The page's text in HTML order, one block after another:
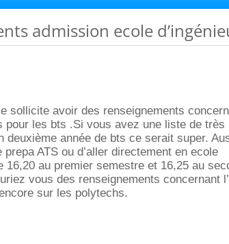
admission ecole
sollicite avoir des renseignements
pour les bts .Si vous avez une liste de très
deuxième année de bts ce serait super.
ATS ou d’aller directement en ecole
16,20 au premier semestre et 16,25 au
vous des renseignements concernant
sur les polytechs.